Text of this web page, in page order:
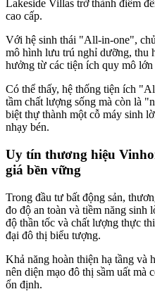
Lakeside Villas trở thành điểm
cao cấp.
Với hệ sinh thái "All-in-one",
mô hình lưu trú nghỉ dưỡng, thu
hưởng từ các tiện ích quy mô lớn
Có thể thấy, hệ thống tiện ích
tầm chất lượng sống mà còn là
biệt thự thành một cỗ máy sinh
nhạy bén.
Uy tín thương hiệu
giá bền vững
Trong đầu tư bất động sản,
đo độ an toàn và tiềm năng
độ thần tốc và chất lượng thực
đại đô thị biểu tượng.
Khả năng hoàn thiện hạ tầng và
nên diện mạo đô thị sầm uất mà
ổn định.